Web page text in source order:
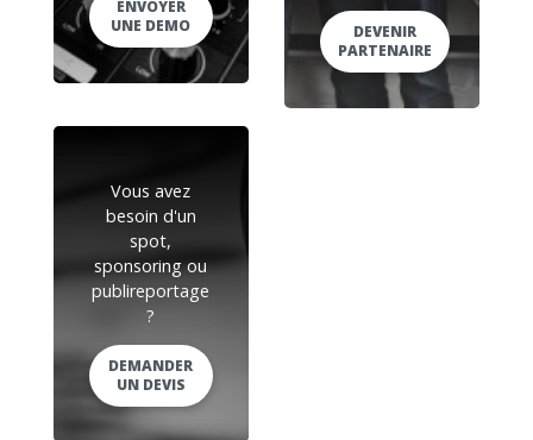
ENVOYER
UNE DEMO
DEVENIR
PARTENAIRE
Vous avez
besoin d'un
spot,
sponsoring ou
publireportage
?
DEMANDER
UN DEVIS